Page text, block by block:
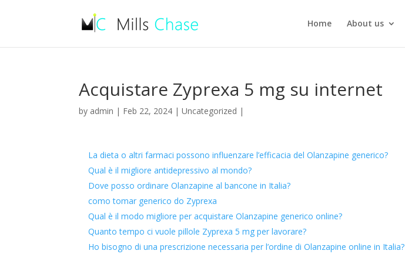
Home About us
Acquistare Zyprexa 5 mg su internet
by admin | Feb 22, 2024 |Uncategorized |
La dieta o altri farmaci possono influenzare l’efficacia del Olanzapine generico?
Qual è il migliore antidepressivo al mondo?
Dove posso ordinare Olanzapine al bancone in Italia?
como tomar generico do Zyprexa
Qual è il modo migliore per acquistare Olanzapine generico online?
Quanto tempo ci vuole pillole Zyprexa 5 mg per lavorare?
Ho bisogno di una prescrizione necessaria per l’ordine di Olanzapine online in Italia?